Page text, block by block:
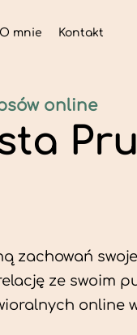
O mnie Kontakt
zachowań
ze swoim
online
online